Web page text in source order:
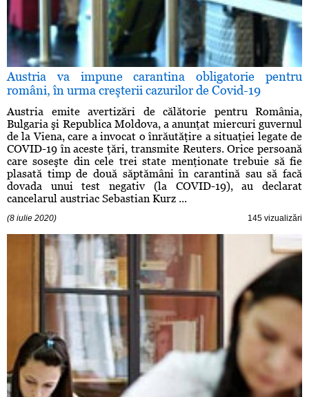
Austria va impune carantina obligatorie pentru
români, în urma creşterii cazurilor de Covid-19
Austria emite avertizări de călătorie pentru România,
Bulgaria şi Republica Moldova, a anunţat miercuri guvernul
de la Viena, care a invocat o înrăutăţire a situaţiei legate de
COVID-19 în aceste ţări, transmite Reuters. Orice persoană
care soseşte din cele trei state menţionate trebuie să fie
plasată timp de două săptămâni în carantină sau să facă
dovada unui test negativ (la COVID-19), au declarat
cancelarul austriac Sebastian Kurz ...
(8 iulie 2020) 145 vizualizări